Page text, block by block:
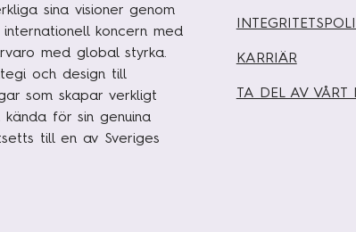
sina visioner genom
koncern med
med global styrka.
och design till
som skapar verkligt
för sin genuina
till en av Sveriges
KARRIÄR
TA DEL AV VÅRT